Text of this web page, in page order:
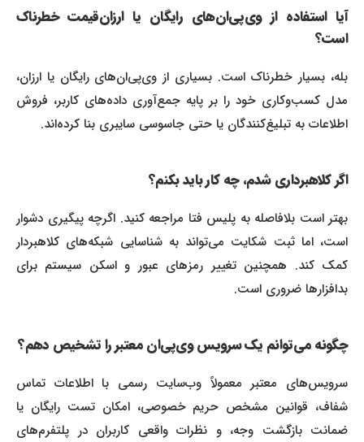
آیا استفاده از وی‌پی‌ان‌های رایگان یا ارزان‌قیمت خطرناک
است؟
بله، بسیار خطرناک است. بسیاری از وی‌پی‌ان‌های رایگان یا ارزان،
مدل کسب‌وکاری خود را بر پایه جمع‌آوری داده‌های کاربر، فروش
اطلاعات به تبلیغ‌کنندگان یا حتی جاسوسی سایبری بنا کرده‌اند.
اگر کلاهبرداری شدم، چه کار باید بکنم؟
بهتر است بلافاصله به پلیس فتا مراجعه کنید. اگرچه پیگیری دشوار
است، اما ثبت شکایت می‌تواند به شناسایی شبکه‌های کلاهبردار
کمک کند. همچنین تغییر رمزهای عبور و اسکن سیستم برای
بدافزارها ضروری است.
چگونه می‌توانم یک سرویس وی‌پی‌ان معتبر را تشخیص دهم؟
سرویس‌های معتبر معمولاً وب‌سایت رسمی با اطلاعات تماس
شفاف، قوانین مشخص حریم خصوصی، امکان تست رایگان یا
ضمانت بازگشت وجه، و نظرات واقعی کاربران در پلتفرم‌های